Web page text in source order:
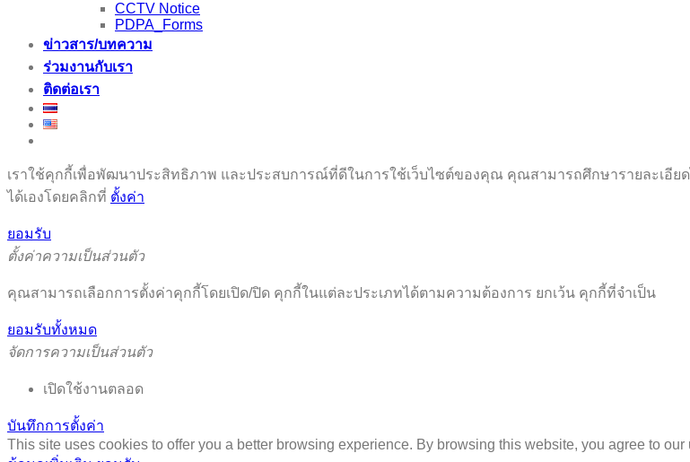
CCTV Notice
PDPA_Forms
ข่าวสาร/บทความ
ร่วมงานกับเรา
ติดต่อเรา
เราใช้คุกกี้เพื่อพัฒนาประสิทธิภาพ และประสบการณ์ที่ดีในการใช้เว็บไซต์ของคุณ คุณสามารถศึกษารายละเอีย
ได้เองโดยคลิกที่ ตั้งค่า
ยอมรับ
ตั้งค่าความเป็นส่วนตัว
คุณสามารถเลือกการตั้งค่าคุกกี้โดยเปิด/ปิด คุกกี้ในแต่ละประเภทได้ตามความต้องการ ยกเว้น คุกกี้ที่จำเป็น
ยอมรับทั้งหมด
จัดการความเป็นส่วนตัว
เปิดใช้งานตลอด
บันทึกการตั้งค่า
This site uses cookies to offer you a better browsing experience. By browsing this website, you agree to our